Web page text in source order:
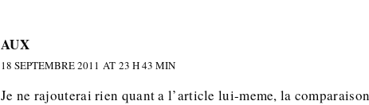
AUX
18 SEPTEMBRE 2011 AT 23 H 43 MIN
Je ne rajouterai rien quant a l’article lui-meme, la